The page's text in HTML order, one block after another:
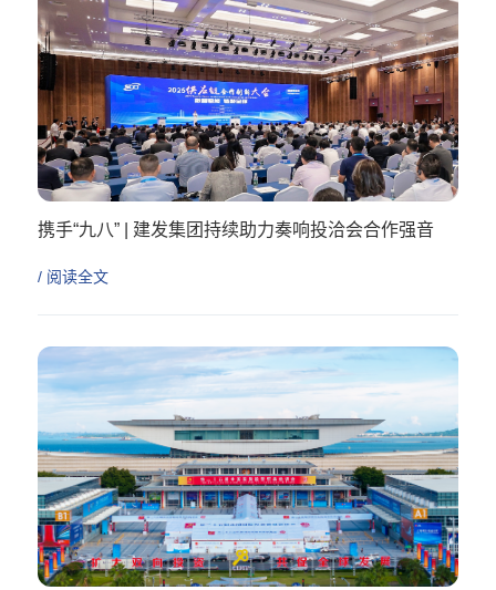
携手“九八” | 建发集团持续助力奏响投洽会合作强音
/ 阅读全文